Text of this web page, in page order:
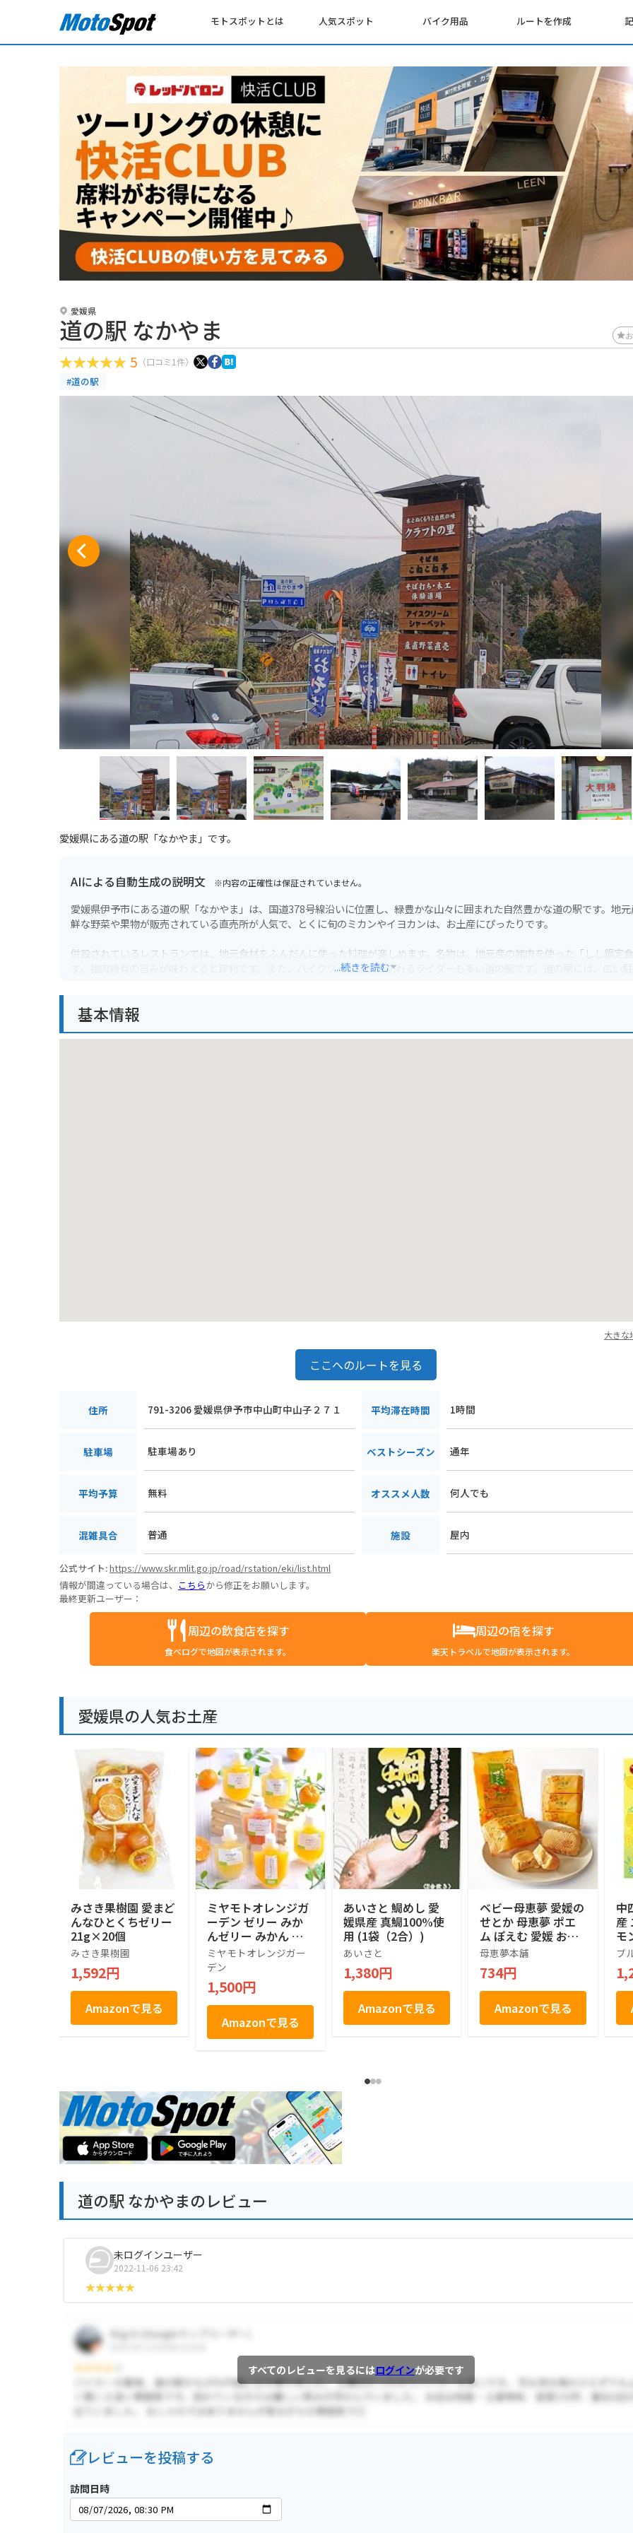
モトスポットとは 人気スポット バイク用品 ルートを作成
愛媛県
道の駅 なかやま
5 （口コミ1件）
#道の駅
愛媛県にある道の駅「なかやま」です。
AIによる自動生成の説明文 ※内容の正確性は保証されていません。
愛媛県伊予市にある道の駅「なかやま」は、国道378号線沿いに位置し、緑豊かな山々に囲まれた自然豊かな道の駅です。地
鮮な野菜や果物が販売されている直売所が人気で、とくに旬のミカンやイヨカンは、お土産にぴったりです。
併設されているレストランでは、地元食材をふんだんに使った料理が楽しめます。名物は、地元産の猪肉を使った「しし鍋定
す。猪肉特有の旨みが味わえると評判です。また、バイクツーリングで訪れるライダーも多い道の駅です。道の駅には、広い
周辺には、美しい渓谷美で知られる「滑床渓谷」や、四国八十八ヶ所霊場の第五十四番札所である「延命寺」など、観光スポ
...続きを読む
基本情報
大きな
ここへのルートを見る
住所 791-3206 愛媛県伊予市中山町中山子２７１ 平均滞在時間 1時間
駐車場 駐車場あり ベストシーズン 通年
平均予算 無料 オススメ人数 何人でも
混雑具合 普通 施設 屋内
公式サイト:https://www.skr.mlit.go.jp/road/rstation/eki/list.html
情報が間違っている場合は、 こちらから修正をお願いします。
最終更新ユーザー：
周辺の飲食店を探す
食べログで地図が表示されます。
周辺の宿を探す
楽天トラベルで地図が表示されます。
愛媛県の人気お土産
みさき果樹園 愛まど
んなひとくちゼリー
21g×20個
みさき果樹園
1,592円
Amazonで見る
ミヤモトオレンジガ
ーデン ゼリー みか
んゼリー みかん ギ
フト 愛媛産 寒天 100
g パウチ 詰め合わせ
無着色 無香料 国産
ご家庭用 フルーツ
ジュレ 化学添加物不
使用 (4本)
ミヤモトオレンジガー
デン
1,500円
Amazonで見る
あいさと 鯛めし 愛
媛県産 真鯛100%使
用 (1袋（2合）)
あいさと
1,380円
Amazonで見る
ベビー母恵夢 愛媛の
せとか 母恵夢 ポエ
ム ぽえむ 愛媛 お歳
暮 お土産 せとか 瀬
戸内銘菓 お菓子 焼
き菓子 ギフト プレ
ゼント お取り寄せ
手土産 スイーツ 個
包装 (6個入)
母恵夢本舗
734円
Amazonで見る
中
産
モ
袋
ブ
道の駅 なかやまのレビュー
未ログインユーザー
2022-11-06 23:42
すべてのレビューを見るにはログインが必要です
レビューを投稿する
訪問日時